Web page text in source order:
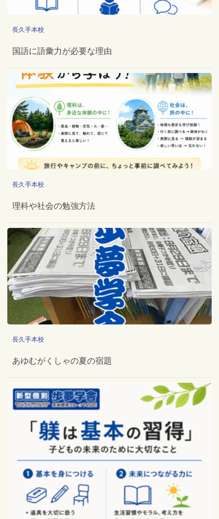
長久手本校
国語に語彙力が必要な理由
長久手本校
理科や社会の勉強方法
長久手本校
あゆむがくしゃの夏の宿題